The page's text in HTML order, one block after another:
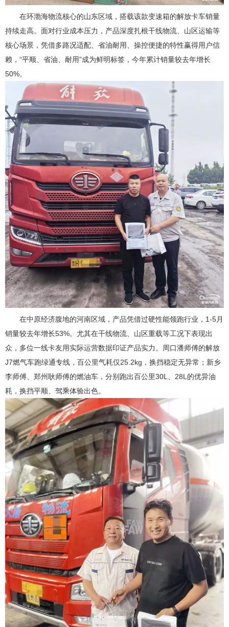
在环渤海物流核心的山东区域，搭载该款变速箱的解放卡车销量
持续走高。面对行业成本压力，产品深度扎根干线物流、山区运输等
核心场景，凭借多路况适配、省油耐用、操控便捷的特性赢得用户信
赖，“平顺、省油、耐用”成为鲜明标签，今年累计销量较去年增长
50%。
在中原经济腹地的河南区域，产品凭借过硬性能领跑行业，1-5月
销量较去年增长53%。尤其在干线物流、山区重载等工况下表现出
众，多位一线卡友用实际运营数据印证产品实力。周口潘师傅的解放
J7燃气车跑绿通专线，百公里气耗仅25.2kg，换挡稳定无异常；新乡
李师傅、郑州耿师傅的燃油车，分别跑出百公里30L、28L的优异油
耗，换挡平顺、驾乘体验出色。